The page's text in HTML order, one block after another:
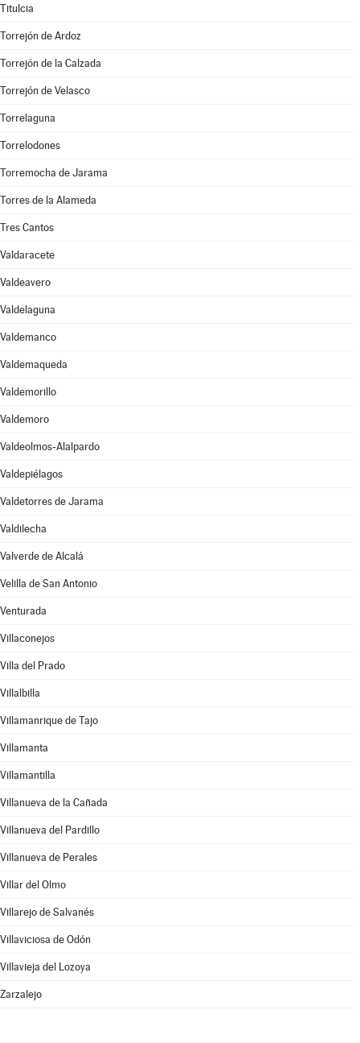
Titulcia
Torrejón de Ardoz
Torrejón de la Calzada
Torrejón de Velasco
Torrelaguna
Torrelodones
Torremocha de Jarama
Torres de la Alameda
Tres Cantos
Valdaracete
Valdeavero
Valdelaguna
Valdemanco
Valdemaqueda
Valdemorillo
Valdemoro
Valdeolmos-Alalpardo
Valdepiélagos
Valdetorres de Jarama
Valdilecha
Valverde de Alcalá
Velilla de San Antonio
Venturada
Villaconejos
Villa del Prado
Villalbilla
Villamanrique de Tajo
Villamanta
Villamantilla
Villanueva de la Cañada
Villanueva del Pardillo
Villanueva de Perales
Villar del Olmo
Villarejo de Salvanés
Villaviciosa de Odón
Villavieja del Lozoya
Zarzalejo